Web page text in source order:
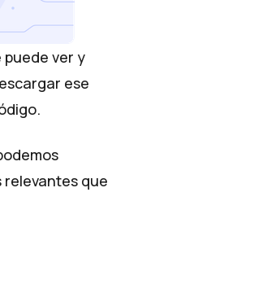
puede ver y
ese
relevantes que